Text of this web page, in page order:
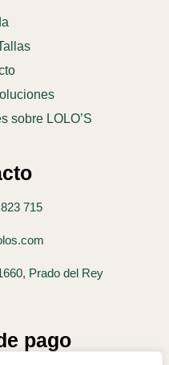
sobre LOLO’S
715
Prado del Rey
pago